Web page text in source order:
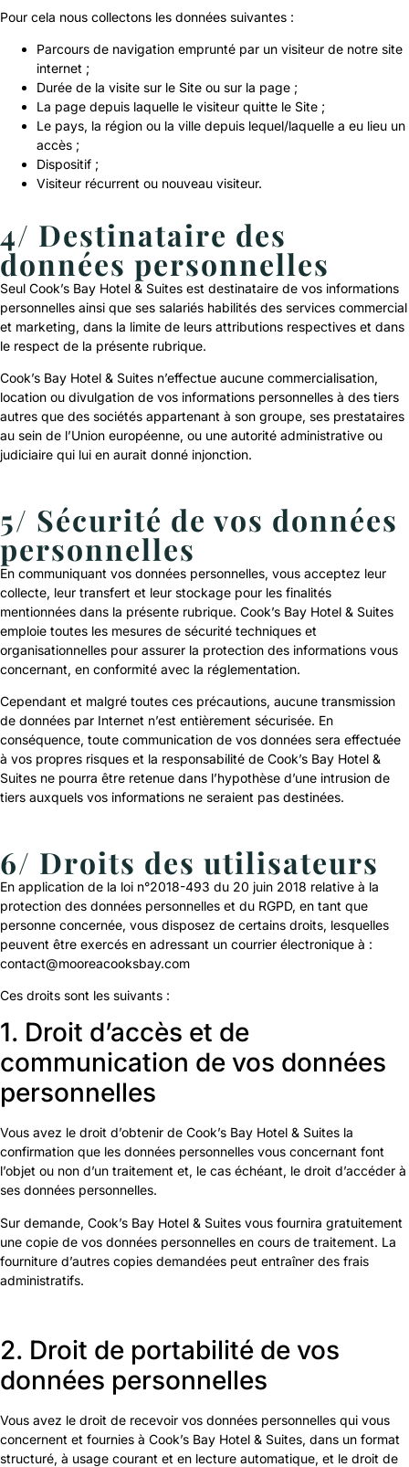
Pour cela nous collectons les données suivantes :
Parcours de navigation emprunté par un visiteur de notre site
internet ;
Durée de la visite sur le Site ou sur la page ;
La page depuis laquelle le visiteur quitte le Site ;
Le pays, la région ou la ville depuis lequel/laquelle a eu lieu un
accès ;
Dispositif ;
Visiteur récurrent ou nouveau visiteur.
4/ Destinataire des
données personnelles
Seul Cook’s Bay Hotel & Suites est destinataire de vos informations
personnelles ainsi que ses salariés habilités des services commercial
et marketing, dans la limite de leurs attributions respectives et dans
le respect de la présente rubrique.
Cook’s Bay Hotel & Suites n’effectue aucune commercialisation,
location ou divulgation de vos informations personnelles à des tiers
autres que des sociétés appartenant à son groupe, ses prestataires
au sein de l’Union européenne, ou une autorité administrative ou
judiciaire qui lui en aurait donné injonction.
5/ Sécurité de vos données
personnelles
En communiquant vos données personnelles, vous acceptez leur
collecte, leur transfert et leur stockage pour les finalités
mentionnées dans la présente rubrique. Cook’s Bay Hotel & Suites
emploie toutes les mesures de sécurité techniques et
organisationnelles pour assurer la protection des informations vous
concernant, en conformité avec la réglementation.
Cependant et malgré toutes ces précautions, aucune transmission
de données par Internet n’est entièrement sécurisée. En
conséquence, toute communication de vos données sera effectuée
à vos propres risques et la responsabilité de Cook’s Bay Hotel &
Suites ne pourra être retenue dans l’hypothèse d’une intrusion de
tiers auxquels vos informations ne seraient pas destinées.
6/ Droits des utilisateurs
En application de la loi n°2018-493 du 20 juin 2018 relative à la
protection des données personnelles et du RGPD, en tant que
personne concernée, vous disposez de certains droits, lesquelles
peuvent être exercés en adressant un courrier électronique à :
contact@mooreacooksbay.com
Ces droits sont les suivants :
1. Droit d’accès et de
communication de vos données
personnelles
Vous avez le droit d’obtenir de Cook’s Bay Hotel & Suites la
confirmation que les données personnelles vous concernant font
l’objet ou non d’un traitement et, le cas échéant, le droit d’accéder à
ses données personnelles.
Sur demande, Cook’s Bay Hotel & Suites vous fournira gratuitement
une copie de vos données personnelles en cours de traitement. La
fourniture d’autres copies demandées peut entraîner des frais
administratifs.
2. Droit de portabilité de vos
données personnelles
Vous avez le droit de recevoir vos données personnelles qui vous
concernent et fournies à Cook’s Bay Hotel & Suites, dans un format
structuré, à usage courant et en lecture automatique, et le droit de